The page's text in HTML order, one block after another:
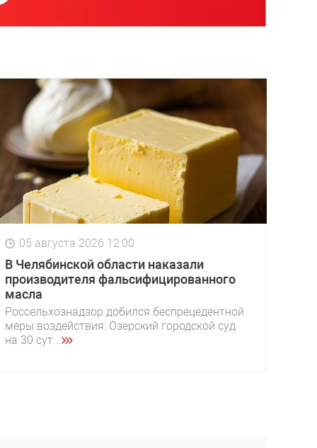
05 августа 2026 12:00
В Челябинской области наказали
производителя фальсифицированного
масла
Россельхознадзор добился беспрецедентной
меры воздействия: Озерский городской суд
на 30 сут...